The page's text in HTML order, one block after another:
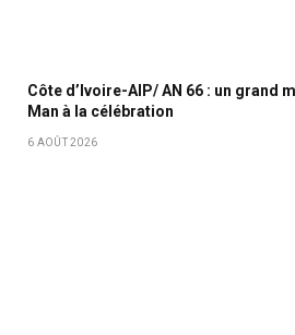
Côte d’Ivoire-AIP/ AN 66 : un grand
Man à la célébration
6 AOÛT 2026